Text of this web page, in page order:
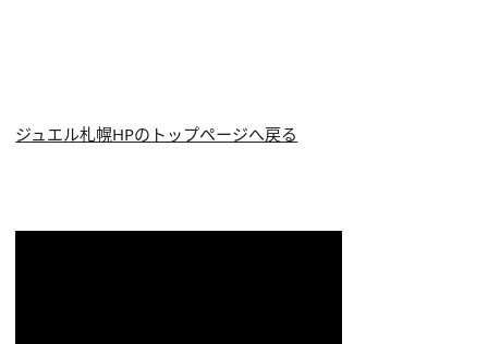
ジュエル札幌HPのトップページへ戻る